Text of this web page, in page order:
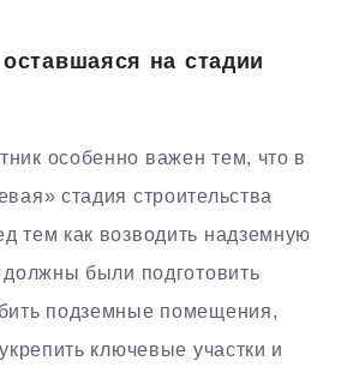
на стадии
особенно важен тем, что в
стадия строительства
тем как возводить надземную
должны были подготовить
подземные помещения,
ключевые участки и